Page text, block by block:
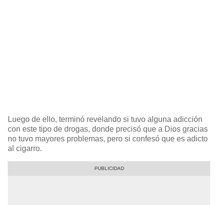
Luego de ello, terminó revelando si tuvo alguna adicción
con este tipo de drogas, donde precisó que a Dios gracias
no tuvo mayores problemas, pero si confesó que es adicto
al cigarro.